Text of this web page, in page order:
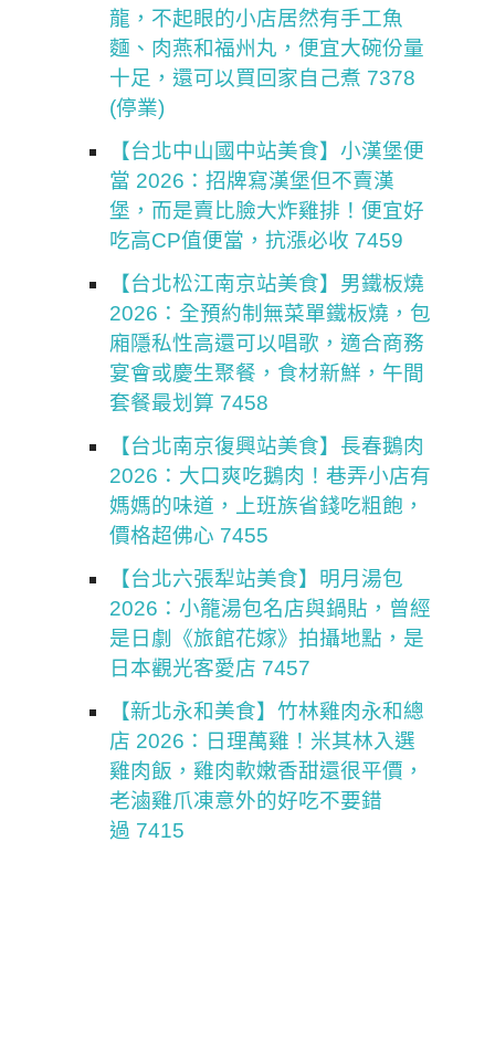
龍，不起眼的小店居然有手工魚
麵、肉燕和福州丸，便宜大碗份量
十足，還可以買回家自己煮 7378
(停業)
【台北中山國中站美食】小漢堡便
當 2026：招牌寫漢堡但不賣漢
堡，而是賣比臉大炸雞排！便宜好
吃高CP值便當，抗漲必收 7459
【台北松江南京站美食】男鐵板燒
2026：全預約制無菜單鐵板燒，包
廂隱私性高還可以唱歌，適合商務
宴會或慶生聚餐，食材新鮮，午間
套餐最划算 7458
【台北南京復興站美食】長春鵝肉
2026：大口爽吃鵝肉！巷弄小店有
媽媽的味道，上班族省錢吃粗飽，
價格超佛心 7455
【台北六張犁站美食】明月湯包
2026：小籠湯包名店與鍋貼，曾經
是日劇《旅館花嫁》拍攝地點，是
日本觀光客愛店 7457
【新北永和美食】竹林雞肉永和總
店 2026：日理萬雞！米其林入選
雞肉飯，雞肉軟嫩香甜還很平價，
老滷雞爪凍意外的好吃不要錯
過 7415